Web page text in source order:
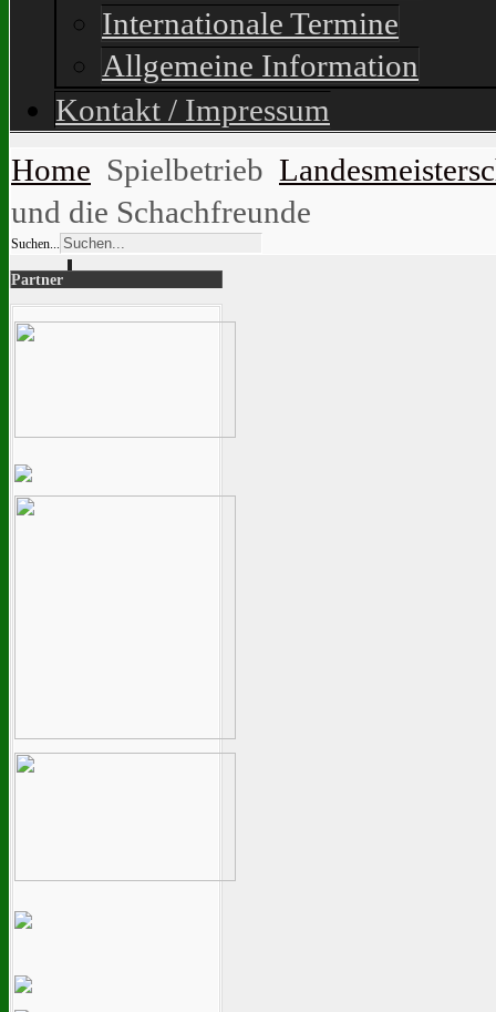
Internationale Termine
Allgemeine Information
Kontakt / Impressum
Home Spielbetrieb
und die Schachfreunde
Suchen...
Partner